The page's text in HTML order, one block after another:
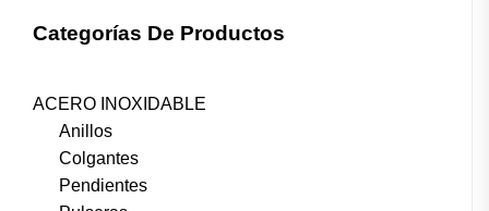
Categorías De Productos
ACERO INOXIDABLE
Anillos
Colgantes
Pendientes